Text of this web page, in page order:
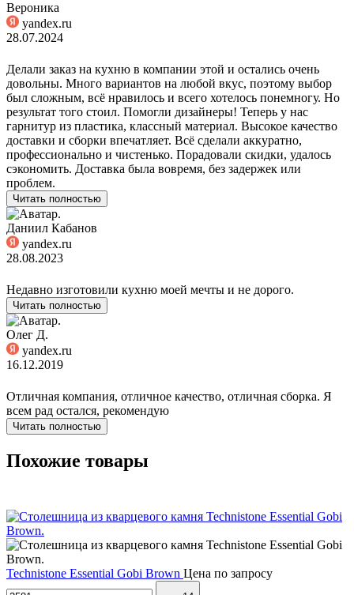
Вероника
yandex.ru
28.07.2024
Делали заказ на кухню в компании этой и остались очень
довольны. Много вариантов на любой вкус, поэтому выбор
был сложным, всё нравилось и всего хотелось понемногу. Но
результат того стоил. Помогли дизайнеры! Теперь у нас
гарнитур из пластика, классный материал. Высокое качество
доставки и сборки впечатляет. Всё сделали аккуратно,
профессионально и чистенько. Порадовали скидки, удалось
сэкономить. Доставка была вовремя, без задержек или
проблем.
Читать полностью
Даниил Кабанов
yandex.ru
28.08.2023
Недавно изготовили кухню моей мечты и не дорого.
Читать полностью
Олег Д.
yandex.ru
16.12.2019
Отличная компания, отличное качество, отличная сборка. Я
всем рад остался, рекомендую
Читать полностью
Похожие товары
Technistone Essential Gobi Brown Цена по запросу